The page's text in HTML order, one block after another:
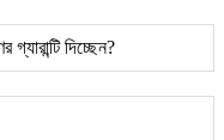
দিচ্ছেন?